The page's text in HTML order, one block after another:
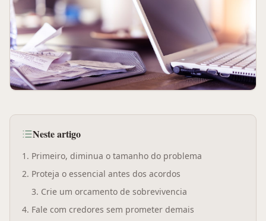
Neste artigo
1 . Primeiro, diminua o tamanho do problema
2. Proteja o essencial antes dos acordos
3. Crie um orcamento de sobrevivencia
4. Fale com credores sem prometer demais